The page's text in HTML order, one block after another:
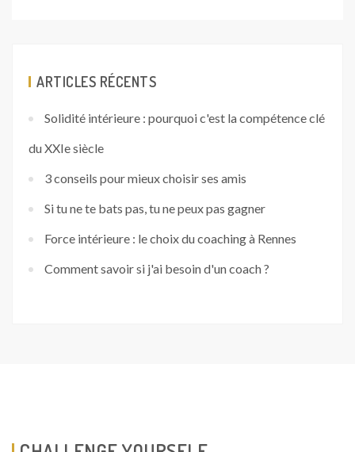
ARTICLES RÉCENTS
Solidité intérieure : pourquoi c'est la compétence clé
du XXIe siècle
3 conseils pour mieux choisir ses amis
Si tu ne te bats pas, tu ne peux pas gagner
Force intérieure : le choix du coaching à Rennes
Comment savoir si j'ai besoin d'un coach ?